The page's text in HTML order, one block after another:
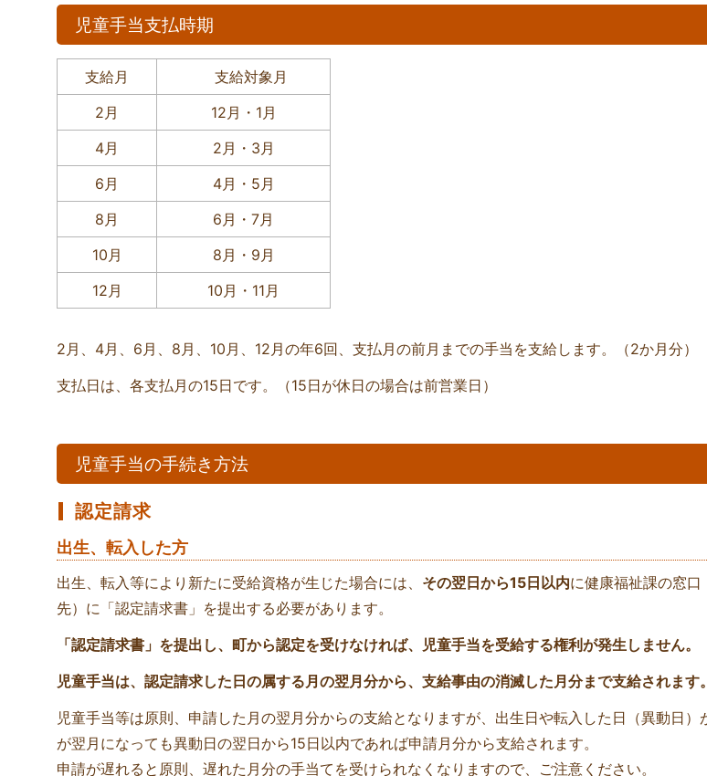
児童手当支払時期
支給月
支給対象月
2月
12月・1月
4月
2月・3月
6月
4月・5月
8月
6月・7月
10月
8月・9月
12月
10月・11月
2月、4月、6月、8月、10月、12月の年6回、支払月の前月までの手当を支給します。（2か月分）
支払日は、各支払月の15日です。（15日が休日の場合は前営業日）
児童手当の手続き方法
認定請求
出生、転入した方
出生、転入等により新たに受給資格が生じた場合には、 その翌日から15日以内に健康福祉課の窓
先）に「認定請求書」を提出する必要があります。
「認定請求書」を提出し、町から認定を受けなければ、児童手当を受給する権利が発生しません。
児童手当は、認定請求した日の属する月の翌月分から、支給事由の消滅した月分まで支給されます。
児童手当等は原則、申請した月の翌月分からの支給となりますが、出生日や転入した日（異動日）
が翌月になっても異動日の翌日から15日以内であれば申請月分から支給されます。
申請が遅れると原則、遅れた月分の手当てを受けられなくなりますので、ご注意ください。